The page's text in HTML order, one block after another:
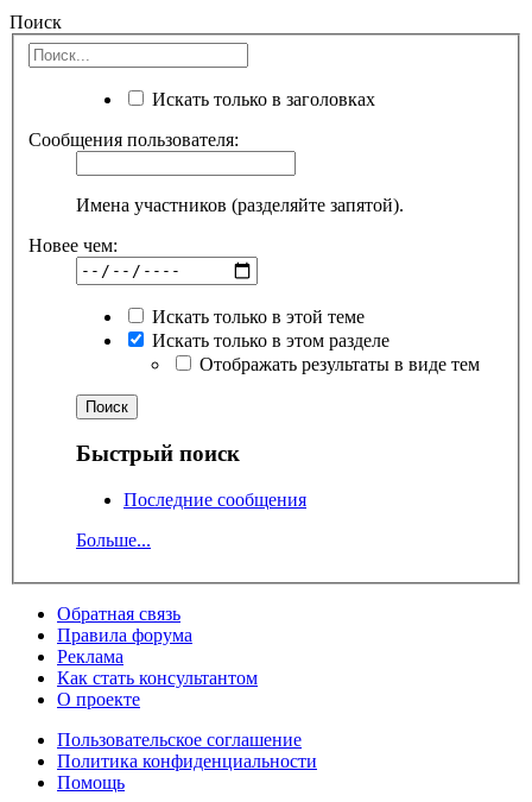
Поиск
Искать только в заголовках
Сообщения пользователя:
Имена участников (разделяйте запятой).
Новее чем:
Искать только в этой теме
Искать только в этом разделе
Отображать результаты в виде тем
Быстрый поиск
Последние сообщения
Больше...
Обратная связь
Правила форума
Реклама
Как стать консультантом
О проекте
Пользовательское соглашение
Политика конфиденциальности
Помощь